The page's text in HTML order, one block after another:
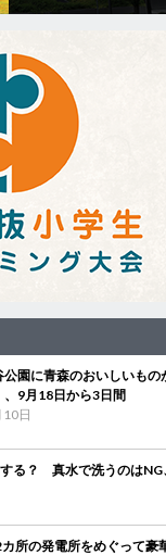
公園に青森のおいしい
、9月18日から3日間
日
る？ 真水で洗うのはNG
カ所の発電所をめぐって